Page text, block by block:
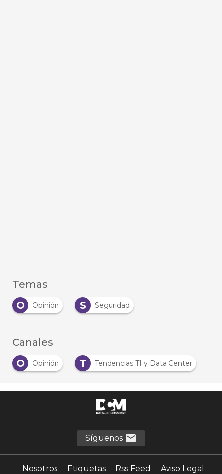
Temas
O
Opinión S Seguridad
Canales
O
Opinión T Tendencias TI y Data Center
Síguenos
Nosotros Etiquetas Rss Feed
Aviso Legal